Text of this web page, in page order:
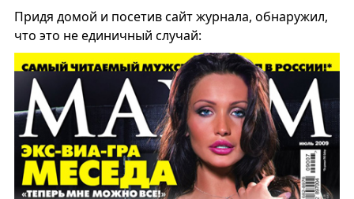
Придя домой и посетив сайт журнала, обнаружил,
что это не единичный случай: